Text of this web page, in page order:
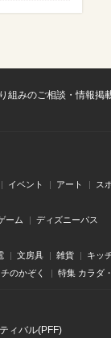
組みのご相談・情報掲
イベント アート ス
ーム ディズニーパス
文房具 雑貨 キッ
のかぞく 特集 カラダ
ィバル(PFF)